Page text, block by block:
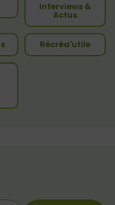
Interviews &
Actus
Récréa'utile